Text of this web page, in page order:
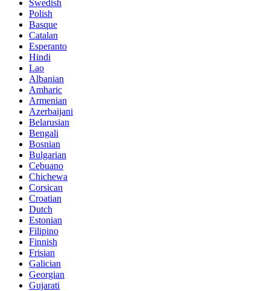
Swedish
Polish
Basque
Catalan
Esperanto
Hindi
Lao
Albanian
Amharic
Armenian
Azerbaijani
Belarusian
Bengali
Bosnian
Bulgarian
Cebuano
Chichewa
Corsican
Croatian
Dutch
Estonian
Filipino
Finnish
Frisian
Galician
Georgian
Gujarati